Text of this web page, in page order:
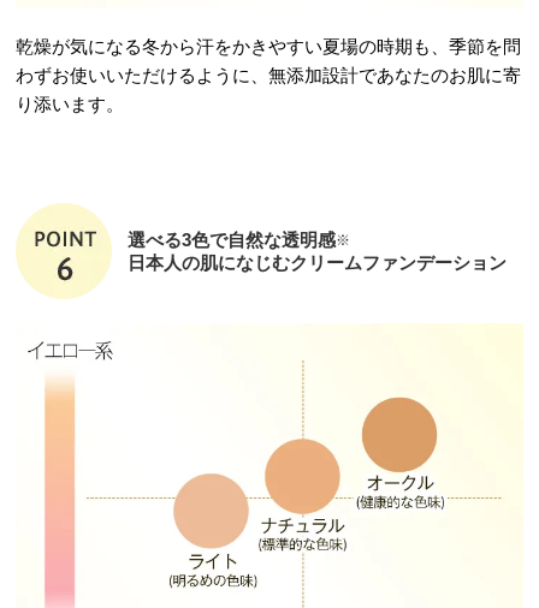
乾燥が気になる冬から汗をかきやすい夏場の時期も、季節を問
わずお使いいただけるように、無添加設計であなたのお肌に寄
り添います。
選べる3色で自然な透明感※
日本人の肌になじむクリームファンデーション